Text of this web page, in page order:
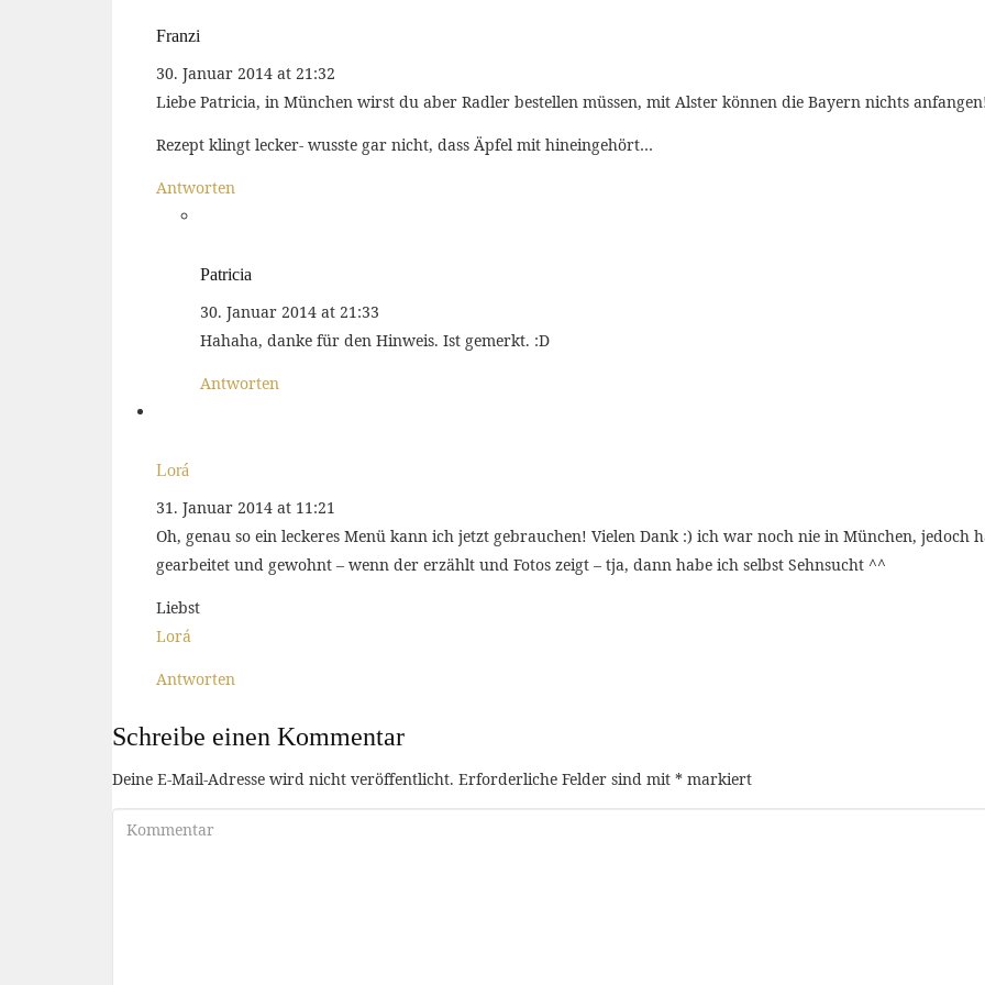
Franzi
30. Januar 2014 at 21:32
Liebe Patricia, in München wirst du aber Radler bestellen müssen, mit Alster können die Bayern nichts
Rezept klingt lecker- wusste gar nicht, dass Äpfel mit hineingehört…
Antworten
Patricia
30. Januar 2014 at 21:33
Hahaha, danke für den Hinweis. Ist gemerkt. :D
Antworten
Lorá
31. Januar 2014 at 11:21
Oh, genau so ein leckeres Menü kann ich jetzt gebrauchen! Vielen Dank :) ich war noch nie in München,
gearbeitet und gewohnt – wenn der erzählt und Fotos zeigt – tja, dann habe ich selbst Sehnsucht ^^
Liebst
Lorá
Antworten
Schreibe einen Kommentar
Deine E-Mail-Adresse wird nicht veröffentlicht. Erforderliche Felder sind mit * markiert
Kommentar